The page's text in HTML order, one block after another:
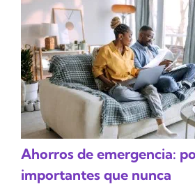
Ahorros de emergencia:
importantes que nunca